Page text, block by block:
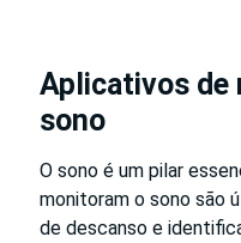
Aplicativos de
sono
O sono é um pilar
monitoram o sono são
de descanso e